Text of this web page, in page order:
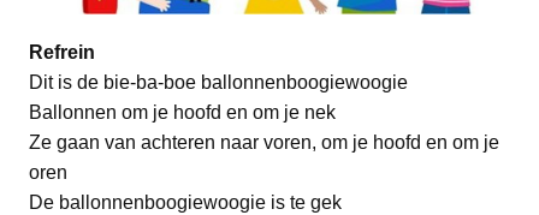
Refrein
Dit is de bie-ba-boe ballonnenboogiewoogie
Ballonnen om je hoofd en om je nek
Ze gaan van achteren naar voren, om je hoofd en om je
oren
De ballonnenboogiewoogie is te gek